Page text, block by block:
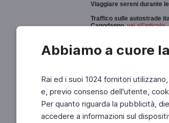
Abbiamo a cuore
Rai ed i suoi 1024 fornitori
e, previo consenso dell'utente,
Per quanto riguarda la pubblicità,
accedere a informazioni sul
Viaggiare sereni durante
Traffico sulle autostrade
Capodanno,vai all'articolo